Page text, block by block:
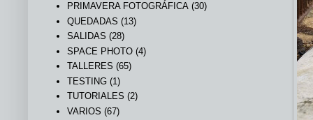
PRIMAVERA FOTOGRÁFICA (30)
QUEDADAS (13)
SALIDAS (28)
SPACE PHOTO (4)
TALLERES (65)
TESTING (1)
TUTORIALES (2)
VARIOS (67)